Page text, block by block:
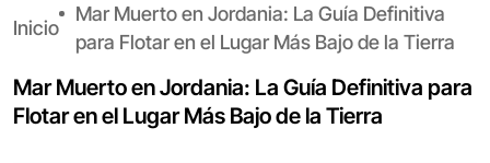
Inicio
Mar Muerto en Jordania: La Guía Definitiva
para Flotar en el Lugar Más Bajo de la Tierra
Mar Muerto en Jordania: La Guía Definitiva para
Flotar en el Lugar Más Bajo de la Tierra